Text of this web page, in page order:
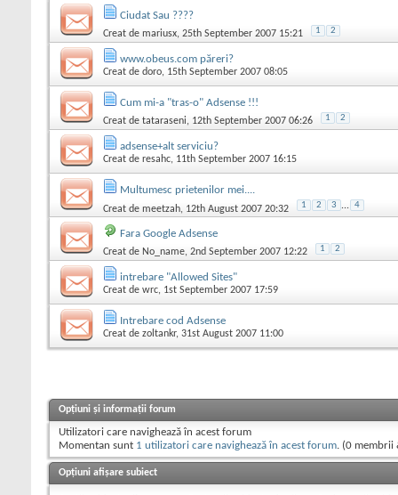
Ciudat Sau ????
Creat de mariusx, 25th September 2007 15:21 1 2
www.obeus.com păreri?
Creat de doro, 15th September 2007 08:05
Cum mi-a "tras-o" Adsense !!!
Creat de tataraseni, 12th September 2007 06:26 1 2
adsense+alt serviciu?
Creat de resahc, 11th September 2007 16:15
Multumesc prietenilor mei....
Creat de meetzah, 12th August 2007 20:32 1 2 3 ... 4
Fara Google Adsense
Creat de No_name, 2nd September 2007 12:22 1 2
intrebare "Allowed Sites"
Creat de wrc, 1st September 2007 17:59
Intrebare cod Adsense
Creat de zoltankr, 31st August 2007 11:00
Opțiuni și informații forum
Utilizatori care navighează în acest forum
Momentan sunt 1 utilizatori care navighează în acest forum. (0 membrii
Opțiuni afișare subiect